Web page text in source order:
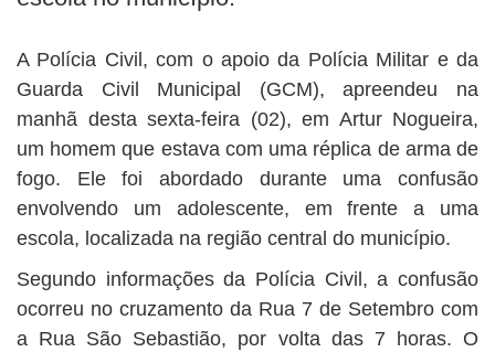
A Polícia Civil, com o apoio da Polícia Militar e da
Guarda Civil Municipal (GCM), apreendeu na
manhã desta sexta-feira (02), em Artur Nogueira,
um homem que estava com uma réplica de arma de
fogo. Ele foi abordado durante uma confusão
envolvendo um adolescente, em frente a uma
escola, localizada na região central do município.
Segundo informações da Polícia Civil, a confusão
ocorreu no cruzamento da Rua 7 de Setembro com
a Rua São Sebastião, por volta das 7 horas. O